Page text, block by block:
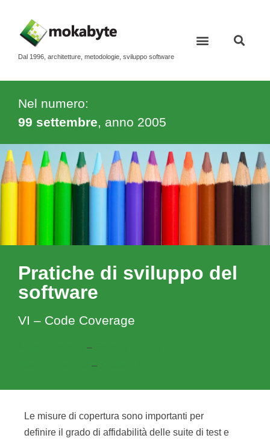
Dal 1996, architetture, metodologie, sviluppo software
Nel numero:
99 settembre, anno 2005
Pratiche di sviluppo del
software
VI – Code Coverage
–
–
Le misure di copertura sono importanti per
definire il grado di affidabilità delle suite di test e